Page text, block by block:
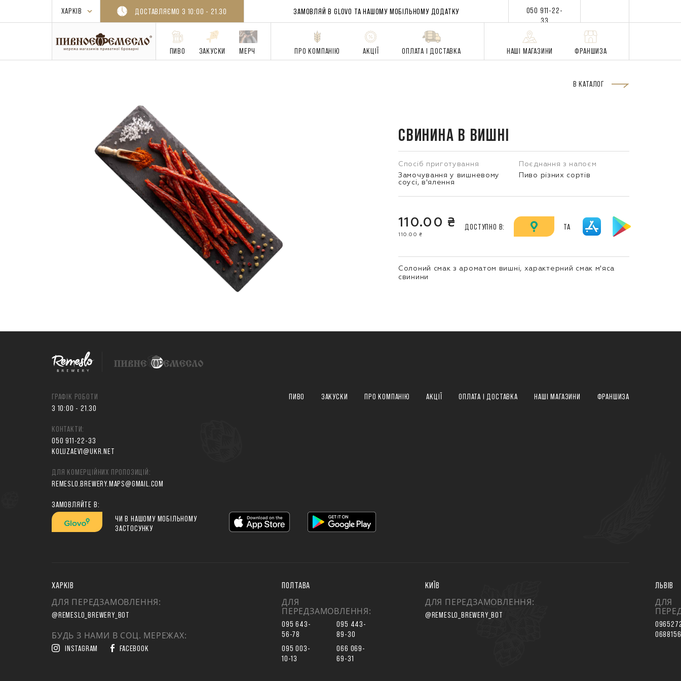
ДОСТАВЛЯЄМО З 10:00 - 21.30 ЗАМОВЛЯЙ В GLOVO ТА НАШОМУ МОБІЛЬНОМУ ДОДАТКУ
050 911-22-
33
ПИВО ЗАКУСКИ МЕРЧ ПРО КОМПАНІЮ АКЦІЇ ОПЛАТА І ДОСТАВКА НАШІ МАГАЗИНИ ФРАНШИЗА
В КАТАЛОГ
СВИНИНА В ВИШНІ
Спосіб приготування
Замочування у вишневому
соусі, в'ялення
Поєднання з напоєм
Пиво різних сортів
110.00 ₴
110.00 ₴
ДОСТУПНО В: ТА
Солоний смак з ароматом вишні, характерний смак м'яса
свинини
ГРАФІК РОБОТИ
З 10:00 - 21.30
КОНТАКТИ:
050 911-22-33
KOLUZAEV1@UKR.NET
ДЛЯ КОМЕРЦІЙНИХ ПРОПОЗИЦІЙ:
REMESLO.BREWERY.MAPS@GMAIL.COM
ЗАМОВЛЯЙТЕ В:
ЧИ В НАШОМУ МОБІЛЬНОМУ
ЗАСТОСУНКУ
ПИВО ЗАКУСКИ ПРО КОМПАНІЮ АКЦІЇ ОПЛАТА І ДОСТАВКА НАШІ МАГАЗИНИ ФРАНШИЗА
ХАРКІВ
ДЛЯ ПЕРЕДЗАМОВЛЕННЯ:
@REMESLO_BREWERY_BOT
БУДЬ З НАМИ В СОЦ. МЕРЕЖАХ:
INSTAGRAM FACEBOOK
ПОЛТАВА
ДЛЯ
ПЕРЕДЗАМОВЛЕННЯ:
095 643-
56-78
095 003-
10-13
095 443-
89-30
066 069-
69-31
КИЇВ
ДЛЯ ПЕРЕДЗАМОВЛЕННЯ:
@REMESLO_BREWERY_BOT
ЛЬВІВ
ДЛЯ